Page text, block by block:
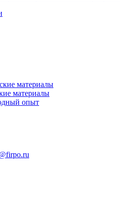
материалы
материалы
опыт